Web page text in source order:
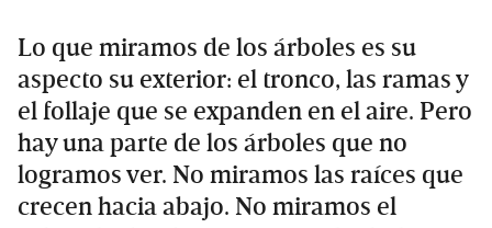
Lo que miramos de los árboles es su
aspecto su exterior: el tronco, las ramas y
el follaje que se expanden en el aire. Pero
hay una parte de los árboles que no
logramos ver. No miramos las raíces que
crecen hacia abajo. No miramos el